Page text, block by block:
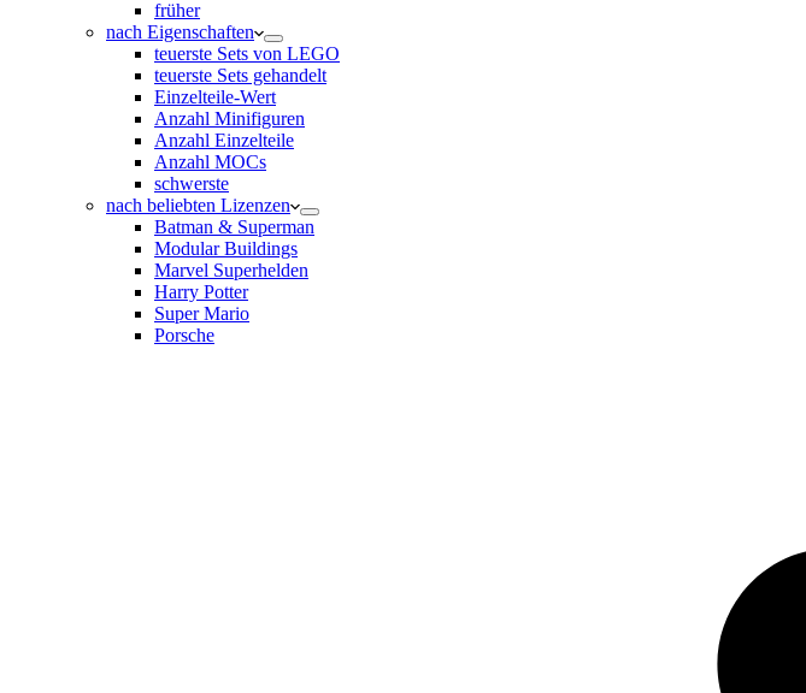
früher
nach Eigenschaften
teuerste Sets von LEGO
teuerste Sets gehandelt
Einzelteile-Wert
Anzahl Minifiguren
Anzahl Einzelteile
Anzahl MOCs
schwerste
nach beliebten Lizenzen
Batman & Superman
Modular Buildings
Marvel Superhelden
Harry Potter
Super Mario
Porsche